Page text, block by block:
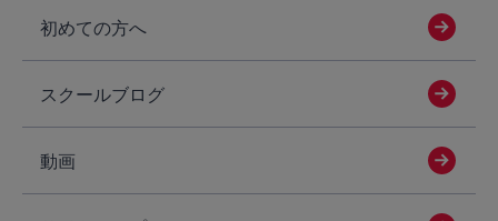
初めての方へ
スクールブログ
動画